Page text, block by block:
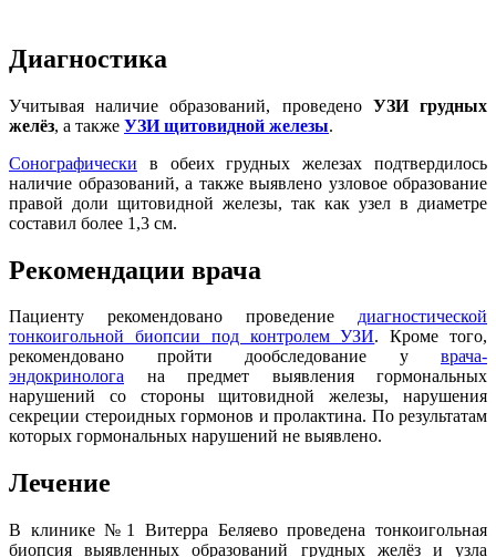
Диагностика
Учитывая наличие образований, проведено УЗИ грудных
желёз, а также УЗИ щитовидной железы.
Сонографически в обеих грудных железах подтвердилось
наличие образований, а также выявлено узловое образование
правой доли щитовидной железы, так как узел в диаметре
составил более 1,3 см.
Рекомендации врача
Пациенту рекомендовано проведение диагностической
тонкоигольной биопсии под контролем УЗИ. Кроме того,
рекомендовано пройти дообследование у врача-
эндокринолога на предмет выявления гормональных
нарушений со стороны щитовидной железы, нарушения
секреции стероидных гормонов и пролактина. По результатам
которых гормональных нарушений не выявлено.
Лечение
В клинике №1 Витерра Беляево проведена тонкоигольная
биопсия выявленных образований грудных желёз и узла